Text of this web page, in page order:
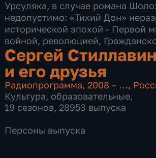
Урсуляка, в случае романа
недопустимо: «Тихий Дон»
исторической эпохой - Первой
войной, революцией,
Сергей Стиллавин
и его друзья
Радиопрограмма,2008 – …,
Культура, образовательные,
19 сезонов, 28953 выпуска
Персоны выпуска